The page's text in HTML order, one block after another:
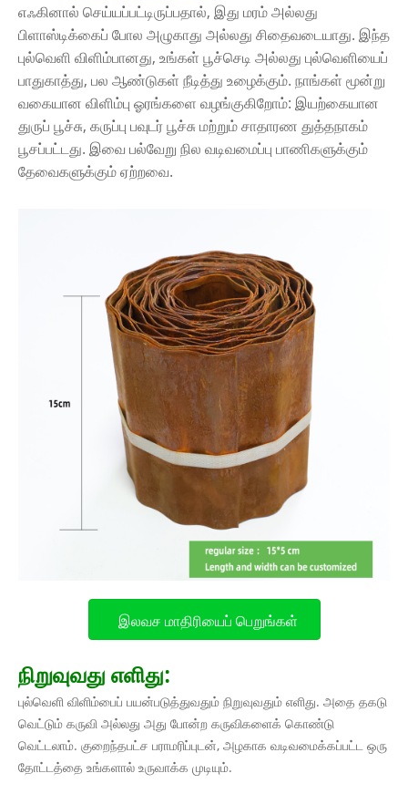
எஃகினால் செய்யப்பட்டிருப்பதால், இது மரம் அல்லது
பிளாஸ்டிக்கைப் போல அழுகாது அல்லது சிதைவடையாது. இந்த
புல்வெளி விளிம்பானது, உங்கள் பூச்செடி அல்லது புல்வெளியைப்
பாதுகாத்து, பல ஆண்டுகள் நீடித்து உழைக்கும். நாங்கள் மூன்று
வகையான விளிம்பு ஓரங்களை வழங்குகிறோம்: இயற்கையான
துருப் பூச்சு, கருப்பு பவுடர் பூச்சு மற்றும் சாதாரண துத்தநாகம்
பூசப்பட்டது. இவை பல்வேறு நில வடிவமைப்பு பாணிகளுக்கும்
தேவைகளுக்கும் ஏற்றவை.
இலவச மாதிரியைப் பெறுங்கள்
நிறுவுவது எளிது:
புல்வெளி விளிம்பைப் பயன்படுத்துவதும் நிறுவுவதும் எளிது. அதை தகடு
வெட்டும் கருவி அல்லது அது போன்ற கருவிகளைக் கொண்டு
வெட்டலாம். குறைந்தபட்ச பராமரிப்புடன், அழகாக வடிவமைக்கப்பட்ட ஒரு
தோட்டத்தை உங்களால் உருவாக்க முடியும்.